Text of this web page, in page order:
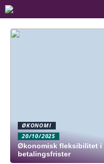
ØKONOMI
20/10/2025
Økonomisk fleksibilitet i
betalingsfrister